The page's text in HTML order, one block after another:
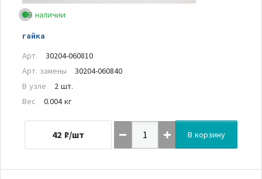
В наличии
гайка
Арт.
30204-060810
Арт. замены
30204-060840
В узле
2 шт.
Вес
0.004 кг
42 ₽/шт В корзину